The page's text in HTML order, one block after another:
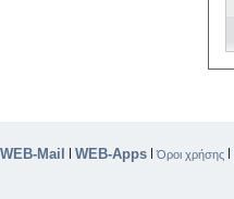
WEB-Mail | WEB-Apps |Όροι χρήσης |